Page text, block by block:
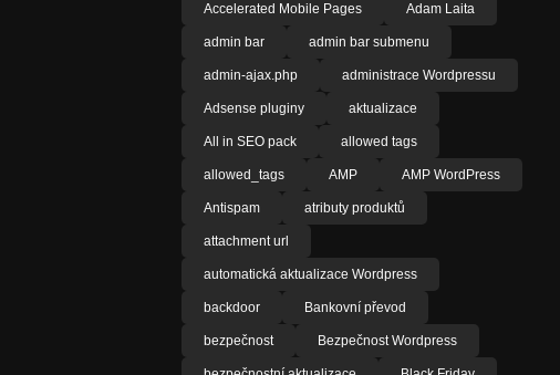
Accelerated Mobile Pages Adam Laita
admin bar admin bar submenu
admin-ajax.php administrace Wordpressu
Adsense pluginy aktualizace
All in SEO pack allowed tags
allowed_tags AMP AMP WordPress
Antispam atributy produktů
attachment url
automatická aktualizace Wordpress
backdoor Bankovní převod
bezpečnost Bezpečnost Wordpress